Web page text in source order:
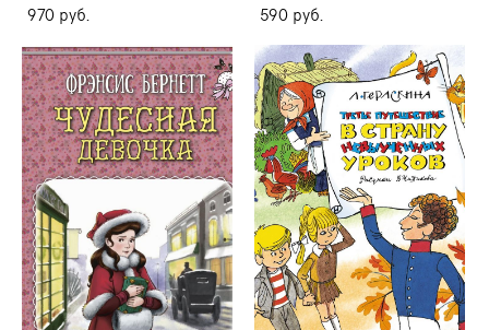
970 pуб.
590 pуб.